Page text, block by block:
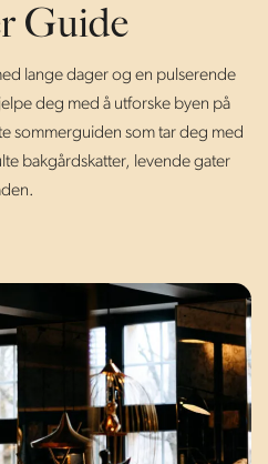
Guide
lange dager og en pulserende
deg med å utforske byen på
sommerguiden som tar deg med
bakgårdskatter, levende gater